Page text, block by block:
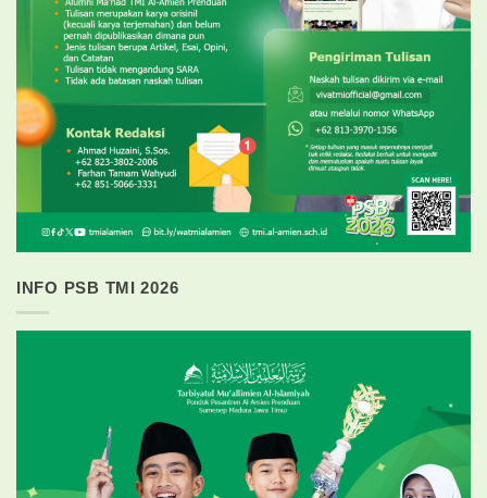
INFO PSB TMI 2026